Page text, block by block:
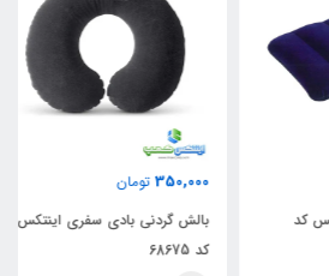
350,000 تومان
بالش گردنی بادی سفری اینتکس